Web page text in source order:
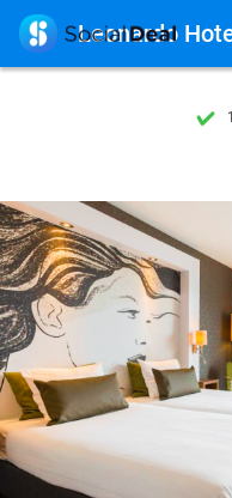
7
7
 Leonardo